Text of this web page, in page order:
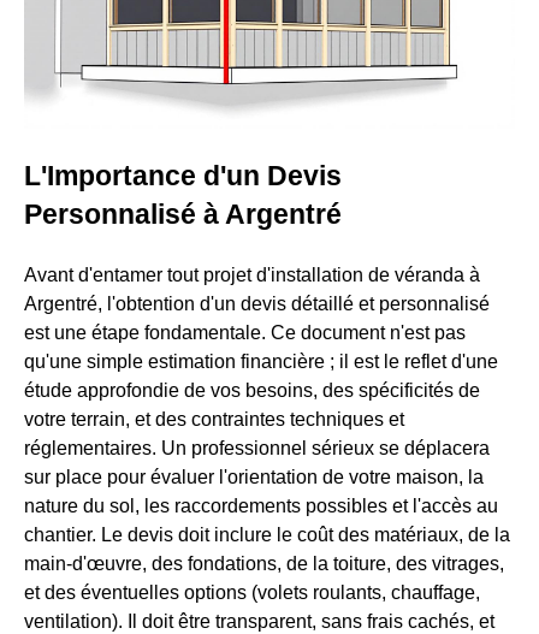
L'Importance d'un Devis
Personnalisé à Argentré
Avant d'entamer tout projet d'installation de véranda à
Argentré, l'obtention d'un devis détaillé et personnalisé
est une étape fondamentale. Ce document n'est pas
qu'une simple estimation financière ; il est le reflet d'une
étude approfondie de vos besoins, des spécificités de
votre terrain, et des contraintes techniques et
réglementaires. Un professionnel sérieux se déplacera
sur place pour évaluer l'orientation de votre maison, la
nature du sol, les raccordements possibles et l'accès au
chantier. Le devis doit inclure le coût des matériaux, de la
main-d'œuvre, des fondations, de la toiture, des vitrages,
et des éventuelles options (volets roulants, chauffage,
ventilation). Il doit être transparent, sans frais cachés, et